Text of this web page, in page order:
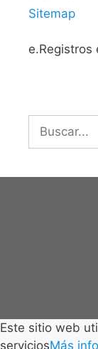
Sitemap
e.Registros
Este sitio web
serviciosMás